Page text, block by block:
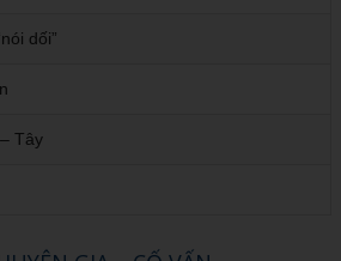
dối”
Tây